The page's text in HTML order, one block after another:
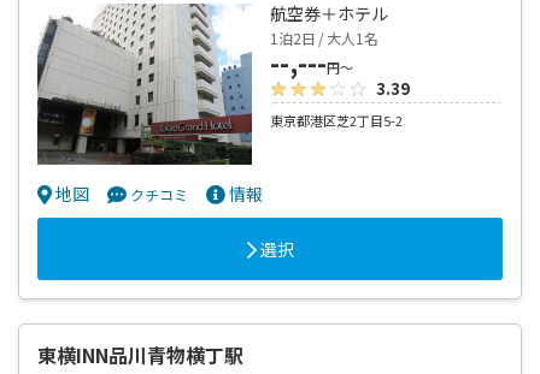
航空券＋ホテル
1泊2日 / 大人1名
--,---円～
3.39
東京都港区芝2丁目5-2
地図 クチコミ 情報
選択
東横INN品川青物横丁駅